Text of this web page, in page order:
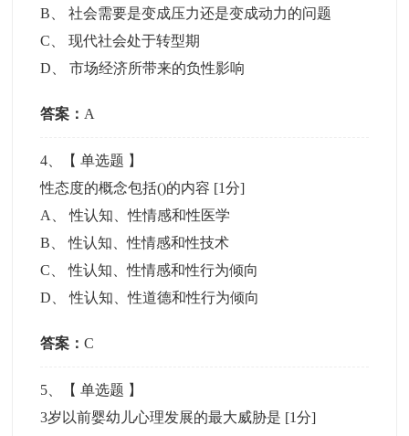
B 、社会需要是变成压力还是变成动力的问题
C 、现代社会处于转型期
D 、市场经济所带来的负性影响
答案： A
4 、【单选题 】
性态度的概念包括()的内容 [1分]
A
、性认知、性情感和性医学
B 、性认知、性情感和性技术
C 、性认知、性情感和性行为倾向
D 、性认知、性道德和性行为倾向
答案：C
5 、【单选题 】
3岁以前婴幼儿心理发展的最大威胁是 [1分]